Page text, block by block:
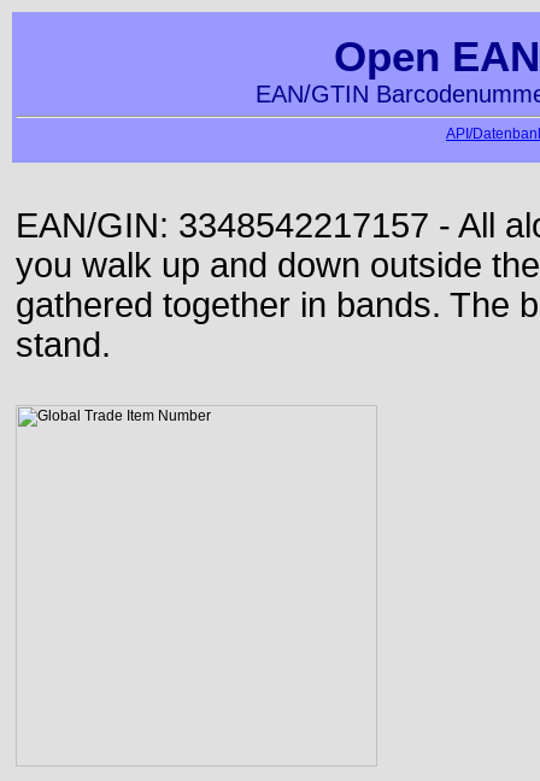
Open
EAN/GTIN
API/
EAN/GIN: 3348542217157 - All
you walk up and down outside
gathered together in bands. The
stand.